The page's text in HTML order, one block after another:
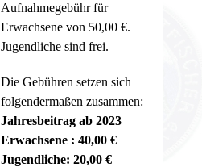
Aufnahmegebühr für
Erwachsene von 50,00 €.
Jugendliche sind frei.
Die Gebühren setzen sich
folgendermaßen zusammen:
Jahresbeitrag ab 2023
Erwachsene : 40,00 €
Jugendliche: 20,00 €